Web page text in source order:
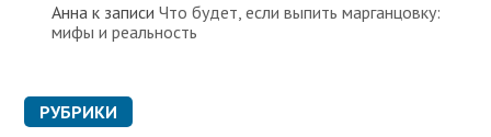
Анна к записиЧто будет, если выпить марганцовку:
мифы и реальность
РУБРИКИ